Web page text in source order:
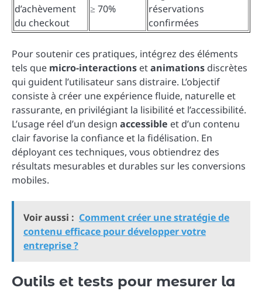
d’achèvement
du checkout
≥ 70%
réservations
confirmées
Pour soutenir ces pratiques, intégrez des éléments
tels que micro-interactions etanimations discrètes
qui guident l’utilisateur sans distraire. L’objectif
consiste à créer une expérience fluide, naturelle et
rassurante, en privilégiant la lisibilité et l’accessibilité.
L’usage réel d’un design accessible et d’un contenu
clair favorise la confiance et la fidélisation. En
déployant ces techniques, vous obtiendrez des
résultats mesurables et durables sur les conversions
mobiles.
Voir aussi : Comment créer une stratégie de
contenu efficace pour développer votre
entreprise ?
Outils et tests pour mesurer la